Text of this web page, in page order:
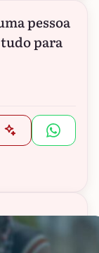
pessoa
para